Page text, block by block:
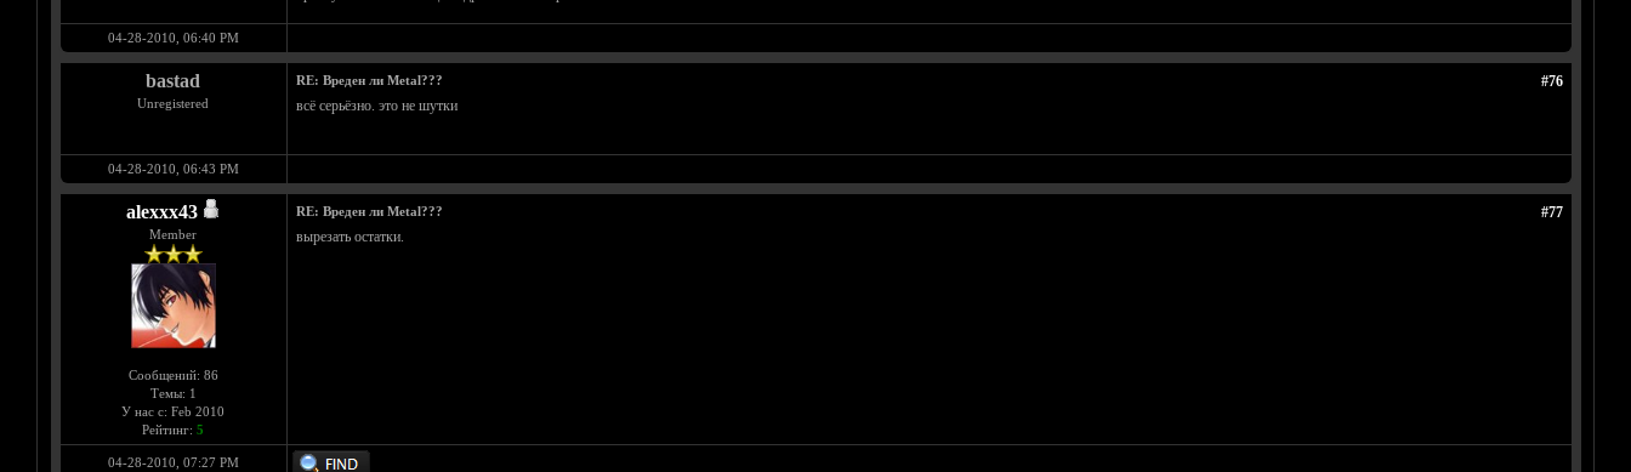
04-28-2010, 06:40 PM
bastad
Unregistered
#76
RE: Вреден ли Metal???
всё серьёзно. это не шутки
04-28-2010, 06:43 PM
alexxx43
Member
Сообщений: 86
Темы: 1
У нас с: Feb 2010
Рейтинг: 5
#77
RE: Вреден ли Metal???
вырезать остатки.
04-28-2010, 07:27 PM